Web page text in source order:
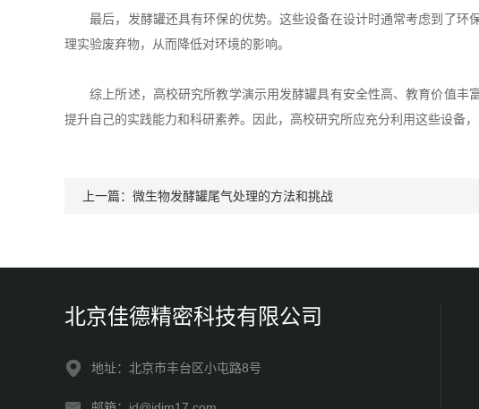
最后，发酵罐还具有环保的优势。这些设备在设计时通常考虑到了环
理实验废弃物，从而降低对环境的影响。
综上所述，高校研究所教学演示用发酵罐具有安全性高、教育价值丰
提升自己的实践能力和科研素养。因此，高校研究所应充分利用这些设备
上一篇： 微生物发酵罐尾气处理的方法和挑战
北京佳德精密科技有限公司
地址：北京市丰台区小屯路8号